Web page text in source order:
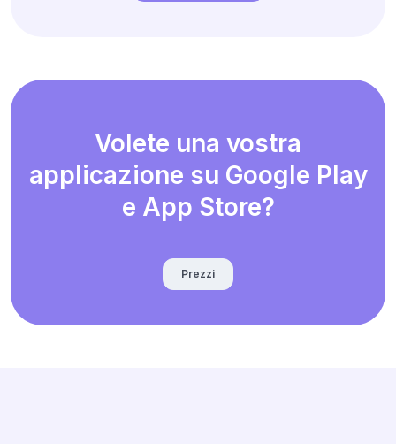
Volete una vostra
applicazione su Google Play
e App Store?
Prezzi